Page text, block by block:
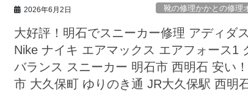
2026年6月2日 靴の修理かかとの修理
大好評！明石でスニーカー修理 アディダ
Nike ナイキ エアマックス エアフォース1
バランス スニーカー 明石市 西明石 安い
市 大久保町 ゆりのき通 JR大久保駅 西明